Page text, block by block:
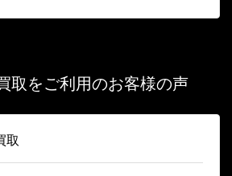
取をご利用のお客様の声
取